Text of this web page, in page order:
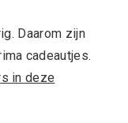
Daarom zijn
cadeautjes.
in deze